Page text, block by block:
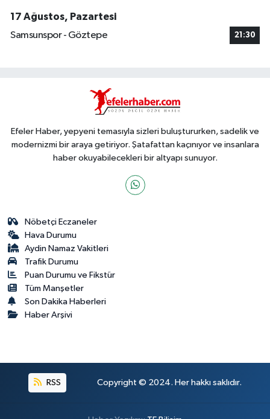
17 Ağustos, Pazartesi
Samsunspor - Göztepe
21:30
Efeler Haber, yepyeni temasıyla sizleri buluştururken, sadelik ve
modernizmi bir araya getiriyor. Şatafattan kaçınıyor ve insanlara
haber okuyabilecekleri bir altyapı sunuyor.
Nöbetçi Eczaneler
Hava Durumu
Aydin Namaz Vakitleri
Trafik Durumu
Puan Durumu ve Fikstür
Tüm Manşetler
Son Dakika Haberleri
Haber Arşivi
RSS Copyright © 2024. Her hakkı saklıdır.